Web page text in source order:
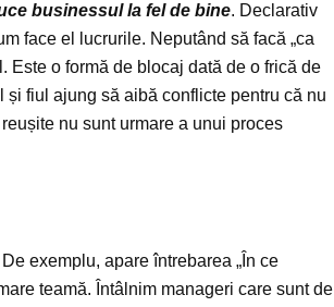
businessul la fel de bine. Declarativ
face el lucrurile. Neputând să facă „ca
Este o formă de blocaj dată de o frică de
fiul ajung să aibă conflicte pentru că nu
nu sunt urmare a unui proces
exemplu, apare întrebarea „În ce
teamă. Întâlnim manageri care sunt de